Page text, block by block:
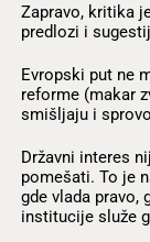
Zapravo, kritika
predlozi i
Evropski put ne
reforme (makar
smišljaju i
Državni interes
pomešati. To je
gde vlada pravo,
institucije služe